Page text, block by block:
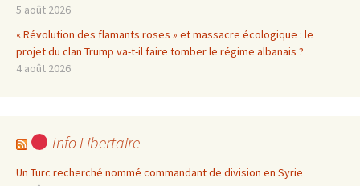
5 août 2026
« Révolution des flamants roses » et massacre écologique : le
projet du clan Trump va-t-il faire tomber le régime albanais ?
4 août 2026
Info Libertaire
Un Turc recherché nommé commandant de division en Syrie